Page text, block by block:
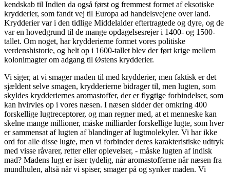
kendskab til Indien da også først og fremmest formet af eksotiske
krydderier, som fandt vej til Europa ad handelsvejene over land.
Krydderier var i den tidlige Middelalder eftertragtede og dyre, og de
var en hovedgrund til de mange opdagelsesrejer i 1400- og 1500-
tallet. Om noget, har krydderierne formet vores politiske
verdenshistorie, og helt op i 1600-tallet blev der ført krige mellem
kolonimagter om adgang til Østens krydderier.
Vi siger, at vi smager maden til med krydderier, men faktisk er det
sjældent selve smagen, krydderierne bidrager til, men lugten, som
skyldes krydderiernes aromastoffer, der er flygtige forbindelser, som
kan hvirvles op i vores næsen. I næsen sidder der omkring 400
forskellige lugtreceptorer, og man regner med, at et menneske kan
skelne mange millioner, måske milliarder forskellige lugte, som hver
er sammensat af lugten af blandinger af lugtmolekyler. Vi har ikke
ord for alle disse lugte, men vi forbinder deres karakteristiske udtryk
med visse råvarer, retter eller oplevelser, - måske lugten af indisk
mad? Madens lugt er især tydelig, når aromastofferne når næsen fra
mundhulen, altså når vi spiser, smager på og synker maden. Vi